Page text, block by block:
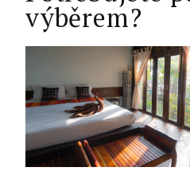
výběrem?